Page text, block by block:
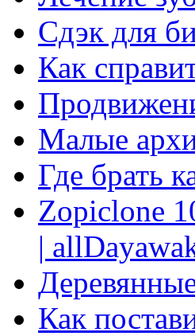
Сдэк для
Как
Малые
Где брать
Zopiclone
|
Как